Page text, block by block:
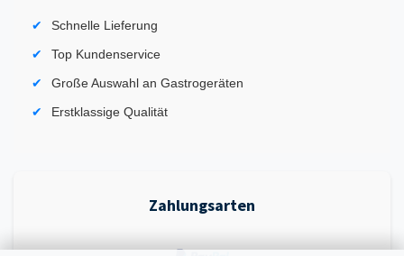
Schnelle Lieferung
Top Kundenservice
Große Auswahl an Gastrogeräten
Erstklassige Qualität
Zahlungsarten